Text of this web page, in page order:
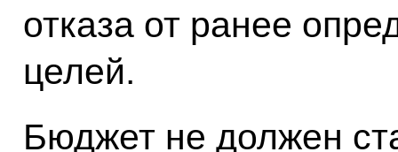
отказа от ранее
целей.
Бюджет не должен